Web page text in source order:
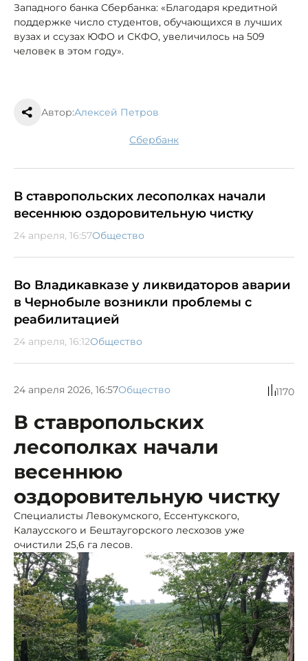
Западного банка Сбербанка: «Благодаря кредитной
поддержке число студентов, обучающихся в лучших
вузах и ссузах ЮФО и СКФО, увеличилось на 509
человек в этом году».
Автор:Алексей Петров
сбербанк
В ставропольских лесополках начали
весеннюю оздоровительную чистку
24 апреля, 16:57Общество
Во Владикавказе у ликвидаторов аварии
в Чернобыле возникли проблемы с
реабилитацией
24 апреля, 16:12Общество
24 апреля 2026, 16:57Общество 1170
В ставропольских
лесополках начали
весеннюю
оздоровительную чистку
Специалисты Левокумского, Ессентукского,
Калаусского и Бештаугорского лесхозов уже
очистили 25,6 га лесов.